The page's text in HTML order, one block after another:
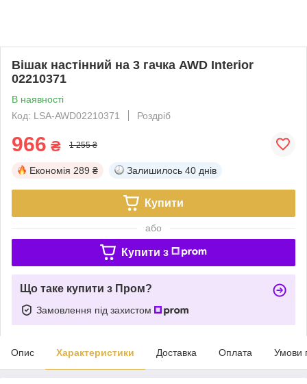
Вішак настінний на 3 гачка AWD Interior
02210371
В наявності
Код: LSA-AWD02210371
Роздріб
966 ₴ 1 255 ₴
Економія 289 ₴ Залишилось 40 днів
Купити
або
Купити з
Що таке купити з Пром?
Замовлення під захистом
Опис Характеристики Доставка Оплата Умови